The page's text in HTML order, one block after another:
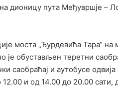
дионицу пута Међувршје –
моста „Ђурдевића Тара“
обустављен теретни
саобраћај и аутобусе
и од 14.00 до 20.00 сати,